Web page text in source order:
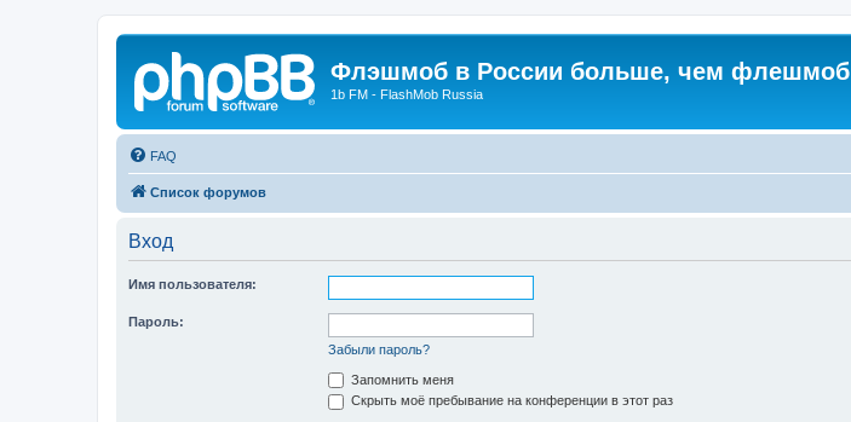
Флэшмоб в России больше, чем флешмоб
1b FM - FlashMob Russia
FAQ
Список форумов
Вход
Имя пользователя:
Пароль:
Забыли пароль?
Запомнить меня
Скрыть моё пребывание на конференции в этот раз